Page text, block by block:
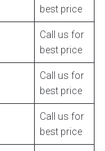
best price
Call us for
best price
Call us for
best price
Call us for
best price